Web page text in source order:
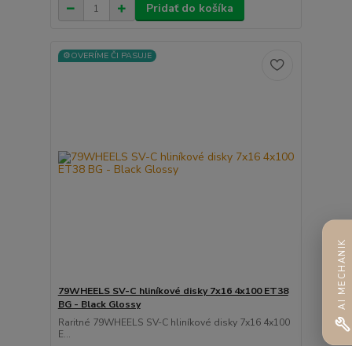
Pridať do košíka
⚙️OVERÍME ČI PASUJE
79WHEELS SV-C hliníkové disky 7x16 4x100 ET38
BG - Black Glossy
Raritné 79WHEELS SV-C hliníkové disky 7x16 4x100
E...
AI MECHANIK